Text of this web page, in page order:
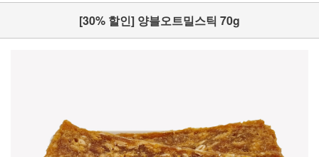
[30% 할인] 양블오트밀스틱 70g